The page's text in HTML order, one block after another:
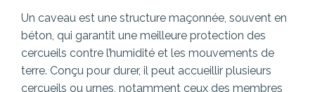
Un caveau est une structure maçonnée, souvent en
béton, qui garantit une meilleure protection des
cercueils contre l’humidité et les mouvements de
terre. Conçu pour durer, il peut accueillir plusieurs
cercueils ou urnes, notamment ceux des membres